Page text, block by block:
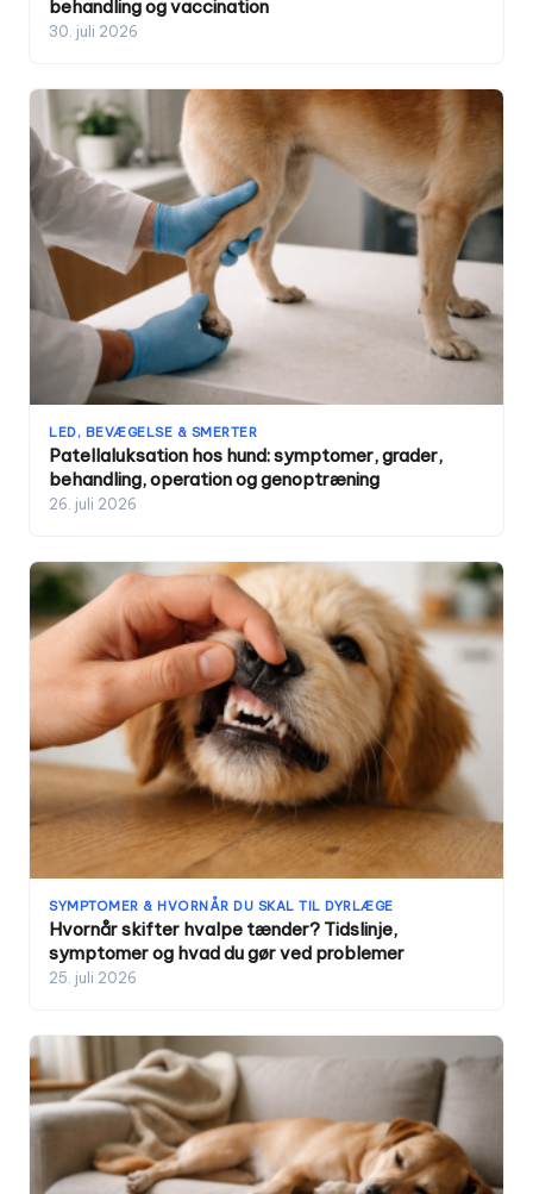
behandling og vaccination
30. juli 2026
LED, BEVÆGELSE & SMERTER
Patellaluksation hos hund: symptomer, grader,
behandling, operation og genoptræning
26. juli 2026
SYMPTOMER & HVORNÅR DU SKAL TIL DYRLÆGE
Hvornår skifter hvalpe tænder? Tidslinje,
symptomer og hvad du gør ved problemer
25. juli 2026